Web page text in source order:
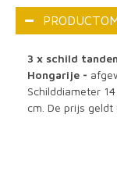
3 x schild
Hongarije -
Schilddiameter
cm. De prijs